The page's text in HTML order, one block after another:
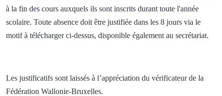
à la fin des cours auxquels ils sont inscrits durant toute l'année
scolaire. Toute absence doit être justifiée dans les 8 jours via le
motif à télécharger ci-dessus, disponible également au secrétariat.
Les justificatifs sont laissés à l’appréciation du vérificateur de la
Fédération Wallonie-Bruxelles.